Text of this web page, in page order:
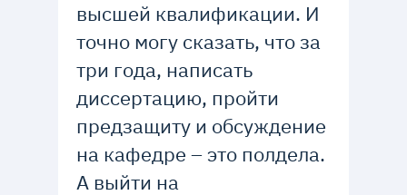
высшей квалификации. И
точно могу сказать, что за
три года, написать
диссертацию, пройти
предзащиту и обсуждение
на кафедре – это полдела.
А выйти на